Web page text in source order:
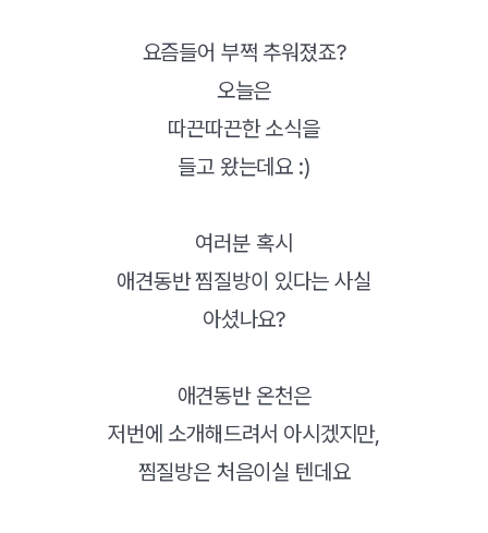
요즘들어 부쩍 추워졌죠?
오늘은
따끈따끈한 소식을
들고 왔는데요 :)
여러분 혹시
애견동반 찜질방이 있다는 사실
아셨나요?
애견동반 온천은
저번에 소개해드려서 아시겠지만,
찜질방은 처음이실 텐데요